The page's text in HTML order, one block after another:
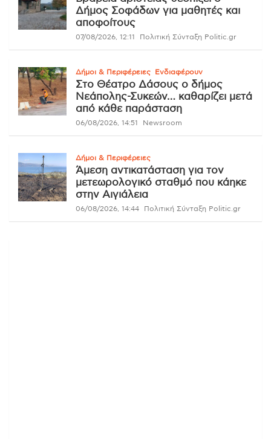
Δήμος Σοφάδων για μαθητές και
αποφοίτους
07/08/2026, 12:11 Πολιτική Σύνταξη Politic.gr
Δήμοι & Περιφέρειες Ενδιαφέρουν
Στο Θέατρο Δάσους ο δήμος
Νεάπολης-Συκεών… καθαρίζει μετά
από κάθε παράσταση
06/08/2026, 14:51 Newsroom
Δήμοι & Περιφέρειες
Άμεση αντικατάσταση για τον
μετεωρολογικό σταθμό που κάηκε
στην Αιγιάλεια
06/08/2026, 14:44 Πολιτική Σύνταξη Politic.gr